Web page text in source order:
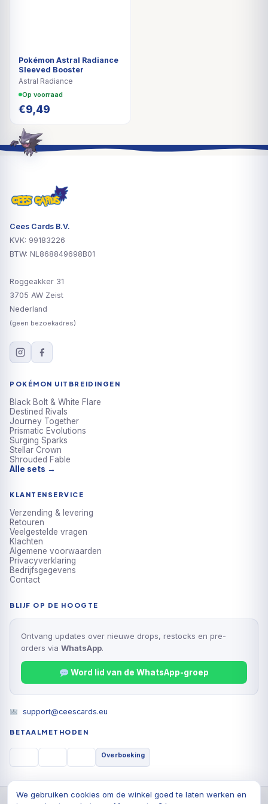
Pokémon Astral Radiance
Sleeved Booster
Astral Radiance
Op voorraad
€9,49
Cees Cards B.V.
KVK: 99183226
BTW: NL868849698B01
Roggeakker 31
3705 AW Zeist
Nederland
(geen bezoekadres)
POKÉMON UITBREIDINGEN
Black Bolt & White Flare
Destined Rivals
Journey Together
Prismatic Evolutions
Surging Sparks
Stellar Crown
Shrouded Fable
Alle sets →
KLANTENSERVICE
Verzending & levering
Retouren
Veelgestelde vragen
Klachten
Algemene voorwaarden
Privacyverklaring
Bedrijfsgegevens
Contact
BLIJF OP DE HOOGTE
Ontvang updates over nieuwe drops, restocks en pre-
orders via WhatsApp.
Word lid van de WhatsApp-groep
support@ceescards.eu
BETAALMETHODEN
Overboeking
© 2026 Cees Cards B.V., Alle rechten voorbehouden
We gebruiken cookies om de winkel goed te laten werken en